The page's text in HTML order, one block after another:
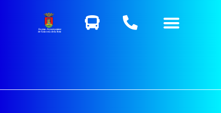
Excmo. Ayuntamiento
de Talavera de la Reina